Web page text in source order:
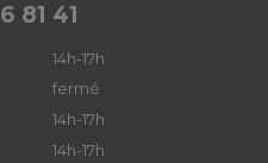
81 41
14h-17h
fermé
14h-17h
14h-17h